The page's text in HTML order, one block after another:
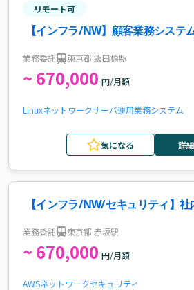
リモート可
【インフラ/NW】顧客業務システ
業務委託 東京都 飯田橋駅
~ 670,000 円/月額
Linuxネットワークサーバ運用業務システム
気になる 詳
【インフラ/NW/セキュリティ】
業務委託 東京都 赤坂駅
~ 670,000 円/月額
AWSネットワークセキュリティ